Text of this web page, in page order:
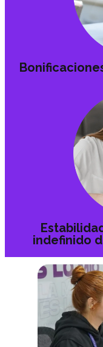
indefinido